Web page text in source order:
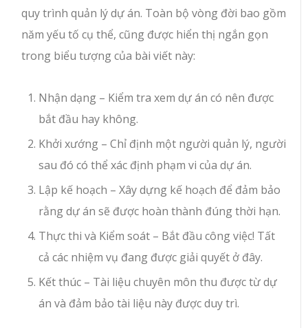
quy trình quản lý dự án. Toàn bộ vòng đời bao gồm
năm yếu tố cụ thể, cũng được hiển thị ngắn gọn
trong biểu tượng của bài viết này:
Nhận dạng – Kiểm tra xem dự án có nên được
bắt đầu hay không.
Khởi xướng – Chỉ định một người quản lý, người
sau đó có thể xác định phạm vi của dự án.
Lập kế hoạch – Xây dựng kế hoạch để đảm bảo
rằng dự án sẽ được hoàn thành đúng thời hạn.
Thực thi và Kiểm soát – Bắt đầu công việc! Tất
cả các nhiệm vụ đang được giải quyết ở đây.
Kết thúc – Tài liệu chuyên môn thu được từ dự
án và đảm bảo tài liệu này được duy trì.